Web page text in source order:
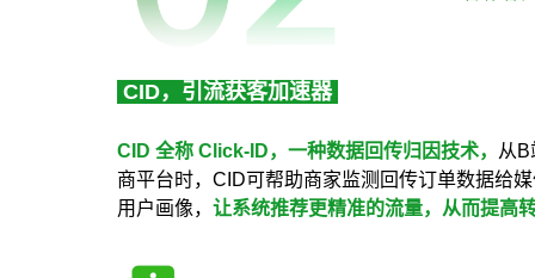
CID，引流获客加速器
CID 全称 Click-ID，一种数据回传归因技术，
从
商平台时，CID可帮助商家监测回传订单数据给
用户画像， 让系统推荐更精准的流量，从而提高